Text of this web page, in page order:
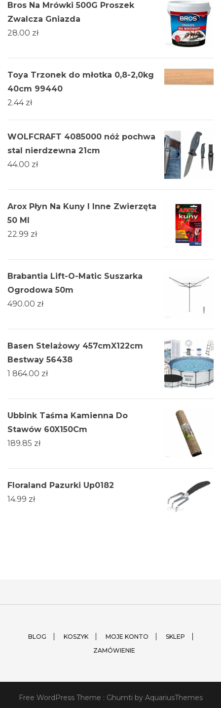
Bros Na Mrówki 500G Proszek
Zwalcza Gniazda
28.00 zł
Toya Trzonek do młotka 0,8-2,0kg
40cm 99440
2.44 zł
WOLFCRAFT 4085000 nóż pochwa
stal nierdzewna 21cm
44.00 zł
Arox Płyn Na Kuny I Inne Zwierzęta
50 Ml
22.99 zł
Brabantia Lift-O-Matic Suszarka
Ogrodowa 50m
490.00 zł
Basen Stelażowy 457cmX122cm
Bestway 56438
1 864.00 zł
Ubbink Taśma Kamienna Do
Stawów 60X150Cm
189.85 zł
Floraland Pazurki Up0182
14.99 zł
BLOG KOSZYK MOJE KONTO
SKLEP
ZAMÓWIENIE
Free WordPress Theme : Ghumti by AquariusThemes